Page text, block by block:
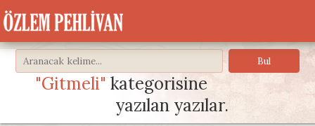
"Gitmeli" kategorisine
yazılan yazılar.